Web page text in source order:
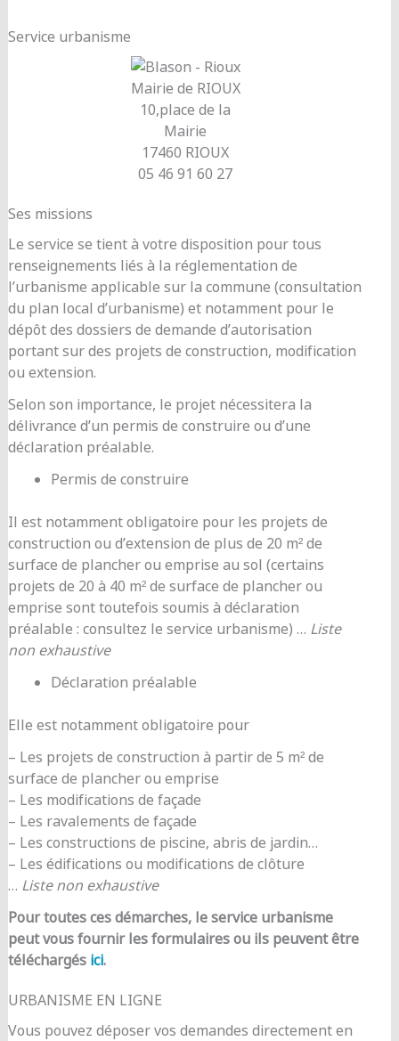
Service urbanisme
Mairie de RIOUX
10,place de la
Mairie
17460 RIOUX
05 46 91 60 27
Ses missions
Le service se tient à votre disposition pour tous
renseignements liés à la réglementation de
l’urbanisme applicable sur la commune (consultation
du plan local d’urbanisme) et notamment pour le
dépôt des dossiers de demande d’autorisation
portant sur des projets de construction, modification
ou extension.
Selon son importance, le projet nécessitera la
délivrance d’un permis de construire ou d’une
déclaration préalable.
Permis de construire
Il est notamment obligatoire pour les projets de
construction ou d’extension de plus de 20 m² de
surface de plancher ou emprise au sol (certains
projets de 20 à 40 m² de surface de plancher ou
emprise sont toutefois soumis à déclaration
préalable : consultez le service urbanisme) … Liste
non exhaustive
Déclaration préalable
Elle est notamment obligatoire pour
– Les projets de construction à partir de 5 m² de
surface de plancher ou emprise
– Les modifications de façade
– Les ravalements de façade
– Les constructions de piscine, abris de jardin…
– Les édifications ou modifications de clôture
… Liste non exhaustive
Pour toutes ces démarches, le service urbanisme
peut vous fournir les formulaires ou ils peuvent être
téléchargés ici.
URBANISME EN LIGNE
Vous pouvez déposer vos demandes directement en